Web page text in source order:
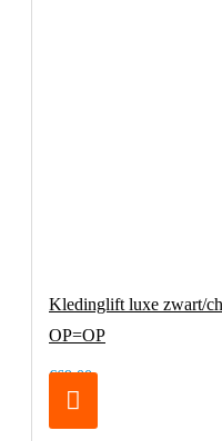
Kledinglift luxe zwart/
OP=OP
€69,00